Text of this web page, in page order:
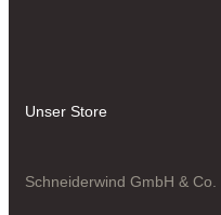
Unser Store
Schneiderwind GmbH & Co.